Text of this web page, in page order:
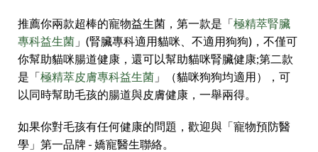
推薦你兩款超棒的寵物益生菌，第一款是「極精萃腎臟
專科益生菌 」(腎臟專科適用貓咪、不適用狗狗)，不僅可
你幫助貓咪腸道健康，還可以幫助貓咪腎臟健康;第二款
是「極精萃皮膚專科益生菌 」（貓咪狗狗均適用），可
以同時幫助毛孩的腸道與皮膚健康，一舉兩得。
如果你對毛孩有任何健康的問題，歡迎與「寵物預防醫
學」第一品牌 - 嬌寵醫生聯絡。